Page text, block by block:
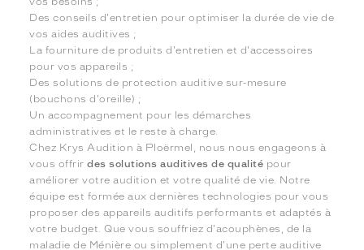
Des conseils d'entretien pour optimiser la durée de vie de
vos aides auditives ;
La fourniture de produits d'entretien et d'accessoires
pour vos appareils ;
Des solutions de protection auditive sur-mesure
(bouchons d'oreille) ;
Un accompagnement pour les démarches
administratives et le reste à charge.
Chez Krys Audition à Ploërmel, nous nous engageons à
vous offrirdes solutions auditives de qualité pour
améliorer votre audition et votre qualité de vie. Notre
équipe est formée aux dernières technologies pour vous
proposer des appareils auditifs performants et adaptés à
votre budget. Que vous souffriez d'acouphènes, de la
maladie de Ménière ou simplement d'une perte auditive